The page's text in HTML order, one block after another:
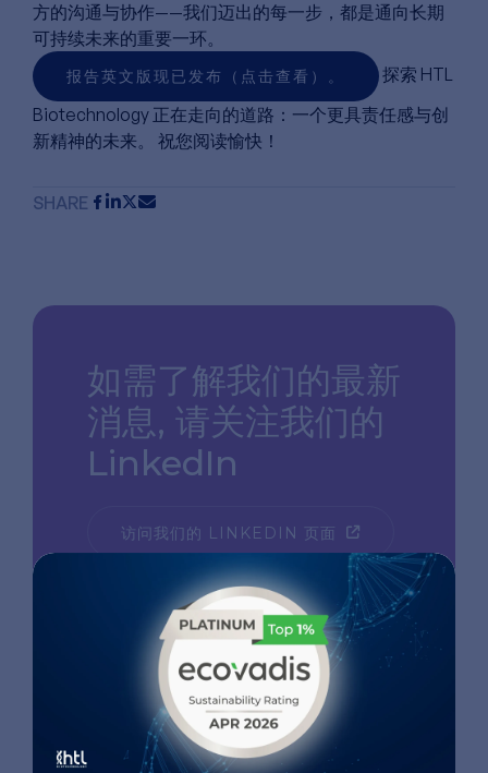
方的沟通与协作——我们迈出的每一步，都是通向长期
可持续未来的重要一环。
报告英文版现已发布（点击查看）。
探索 HTL
Biotechnology 正在走向的道路：一个更具责任感与创
新精神的未来。 祝您阅读愉快！
SHARE
如需了解我们的最新
消息, 请关注我们的
LinkedIn
访问我们的 LINKEDIN 页面